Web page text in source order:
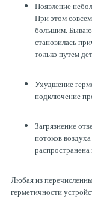
Появление
При этом
большим.
становилась
только путем
Ухудшение
подключение
Загрязнение
потоков
распространена
Любая из
герметичности